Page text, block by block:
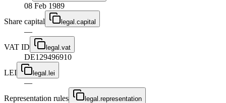
08 Feb 1989
Share capital
legal.capital
—
VAT ID
legal.vat
DE129496910
LEI
legal.lei
—
Representation rules
legal.representation